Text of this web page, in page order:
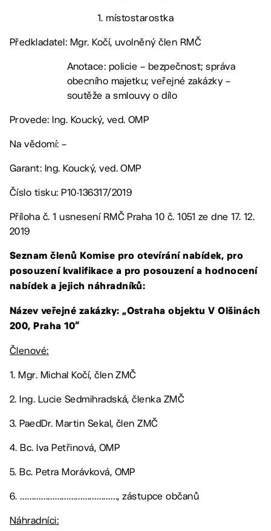
1. místostarostka
Předkladatel: Mgr. Kočí, uvolněný člen RMČ
Anotace: policie – bezpečnost; správa
obecního majetku; veřejné zakázky –
soutěže a smlouvy o dílo
Provede: Ing. Koucký, ved. OMP
Na vědomí: –
Garant: Ing. Koucký, ved. OMP
Číslo tisku: P10-136317/2019
Příloha č. 1 usnesení RMČ Praha 10 č. 1051 ze dne 17. 12.
2019
Seznam členů Komise pro otevírání nabídek, pro
posouzení kvalifikace a pro posouzení a hodnocení
nabídek a jejich náhradníků:
Název veřejné zakázky: „Ostraha objektu V Olšinách
200, Praha 10“
Členové:
1. Mgr. Michal Kočí, člen ZMČ
2. Ing. Lucie Sedmihradská, členka ZMČ
3. PaedDr. Martin Sekal, člen ZMČ
4. Bc. Iva Petřinová, OMP
5. Bc. Petra Morávková, OMP
6. ……………………………………, zástupce občanů
Náhradníci: